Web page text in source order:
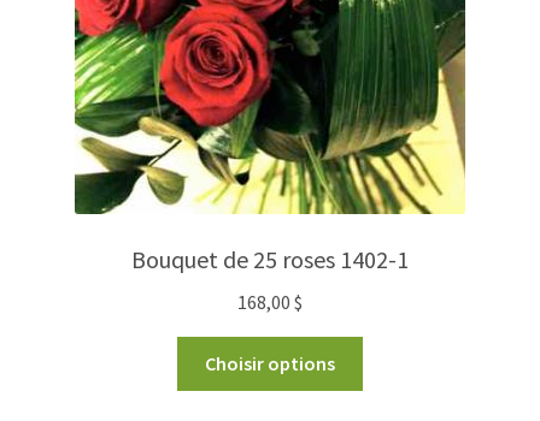
Bouquet de 25 roses 1402-1
168,00 $
Choisir options